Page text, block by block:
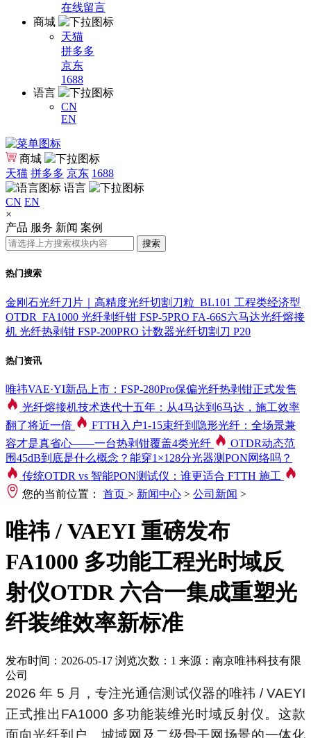
在线留言
商城
天猫
拼多多
京东
1688
语言
CN
EN
商城
天猫 拼多多 京东 1688
语言
CN EN
×
产品 服务 新闻 案例
搜索
热门搜索
金刚石光纤刀片｜高精度光纤切割刀粒_BL101 工程类经济型
OTDR_FA1000 光纤剥纤钳 FSP-5PRO FA-66S六马达光纤熔接
机 光纤热剥钳 FSP-200PRO 计数器光纤切割刀 P20
热门资讯
唯祎VAE·YI新品上市：FSP-280Pro保偏光纤热剥钳正式发售
光纤熔接机技术迭代十五年：从4马达到6马达，施工效率
翻了将近一倍
FTTH入户1-15束纤到隐形光纤：全场景兼
容才是真省心——一台热剥钳覆盖4类光纤
OTDR动态范
围45dB到底是什么概念？能穿1×128分光器测PON网络吗？
传统OTDR vs 智能PON测试仪：谁更适合 FTTH 施工
您的当前位置：
首页 > 新闻中心 > 公司新闻 >
唯祎 / VAEYI 重磅发布
FA1000 多功能工程光时域反
射仪OTDR 六合一集成重塑光
纤装维效率新标准
发布时间：2026-05-17 浏览次数：1 来源：南京唯祎科技有限
公司
2026 年 5 月，专注光通信测试仪器的唯祎 / VAEYI
正式推出FA1000 多功能装维光时域反射仪。这款
面向光纤到户、城域网及二级骨干网场景的一体化